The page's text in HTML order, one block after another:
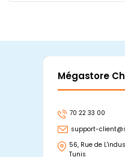
Mégastore
70 22 33 00
support-
56, Rue de
Tunis